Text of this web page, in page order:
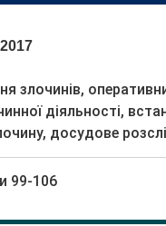
злочинів,
діяльності,
досудове
99-106